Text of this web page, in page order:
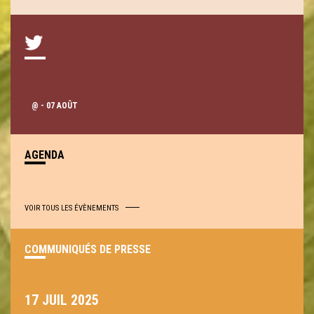
@ - 07 AOÛT
AGENDA
VOIR TOUS LES ÉVÈNEMENTS
COMMUNIQUÉS DE PRESSE
17 JUIL 2025